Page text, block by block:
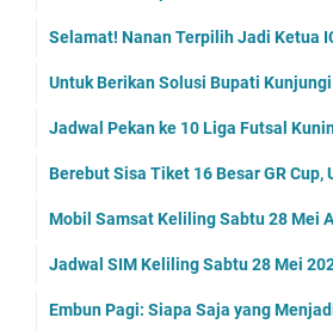
Selamat! Nanan Terpilih Jadi Ketua
Untuk Berikan Solusi Bupati
Jadwal Pekan ke 10 Liga Futsal
Berebut Sisa Tiket 16 Besar GR Cup,
Mobil Samsat Keliling Sabtu 28 Mei
Jadwal SIM Keliling Sabtu 28 Mei
Embun Pagi: Siapa Saja yang